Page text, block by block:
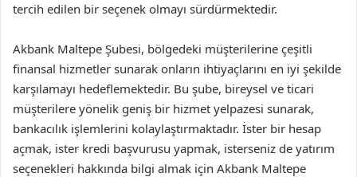
tercih edilen bir seçenek olmayı sürdürmektedir.
Akbank Maltepe Şubesi, bölgedeki müşterilerine çeşitli
finansal hizmetler sunarak onların ihtiyaçlarını en iyi şekilde
karşılamayı hedeflemektedir. Bu şube, bireysel ve ticari
müşterilere yönelik geniş bir hizmet yelpazesi sunarak,
bankacılık işlemlerini kolaylaştırmaktadır. İster bir hesap
açmak, ister kredi başvurusu yapmak, isterseniz de yatırım
seçenekleri hakkında bilgi almak için Akbank Maltepe